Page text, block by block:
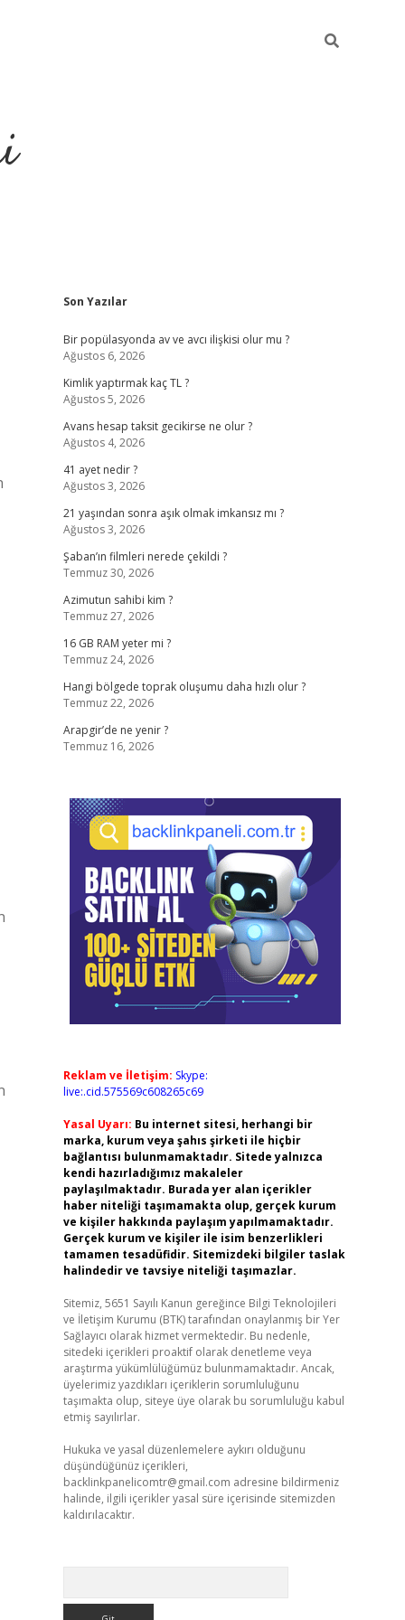
Sidebar
Son Yazılar
Bir popülasyonda av ve avcı ilişkisi olur mu ?
Ağustos 6, 2026
Kimlik yaptırmak kaç TL ?
Ağustos 5, 2026
Avans hesap taksit gecikirse ne olur ?
Ağustos 4, 2026
41 ayet nedir ?
Ağustos 3, 2026
21 yaşından sonra aşık olmak imkansız mı ?
Ağustos 3, 2026
Şaban’ın filmleri nerede çekildi ?
Temmuz 30, 2026
Azimutun sahibi kim ?
Temmuz 27, 2026
16 GB RAM yeter mi ?
Temmuz 24, 2026
Hangi bölgede toprak oluşumu daha hızlı olur ?
Temmuz 22, 2026
Arapgir’de ne yenir ?
Temmuz 16, 2026
Reklam ve İletişim: Skype:
live:.cid.575569c608265c69
Yasal Uyarı: Bu internet sitesi, herhangi bir
marka, kurum veya şahıs şirketi ile hiçbir
bağlantısı bulunmamaktadır. Sitede yalnızca
kendi hazırladığımız makaleler
paylaşılmaktadır. Burada yer alan içerikler
haber niteliği taşımamakta olup, gerçek kurum
ve kişiler hakkında paylaşım yapılmamaktadır.
Gerçek kurum ve kişiler ile isim benzerlikleri
tamamen tesadüfidir. Sitemizdeki bilgiler taslak
halindedir ve tavsiye niteliği taşımazlar.
Sitemiz, 5651 Sayılı Kanun gereğince Bilgi Teknolojileri
ve İletişim Kurumu (BTK) tarafından onaylanmış bir Yer
Sağlayıcı olarak hizmet vermektedir. Bu nedenle,
sitedeki içerikleri proaktif olarak denetleme veya
araştırma yükümlülüğümüz bulunmamaktadır. Ancak,
üyelerimiz yazdıkları içeriklerin sorumluluğunu
taşımakta olup, siteye üye olarak bu sorumluluğu kabul
etmiş sayılırlar.
Hukuka ve yasal düzenlemelere aykırı olduğunu
düşündüğünüz içerikleri,
backlinkpanelicomtr@gmail.com adresine bildirmeniz
halinde, ilgili içerikler yasal süre içerisinde sitemizden
kaldırılacaktır.